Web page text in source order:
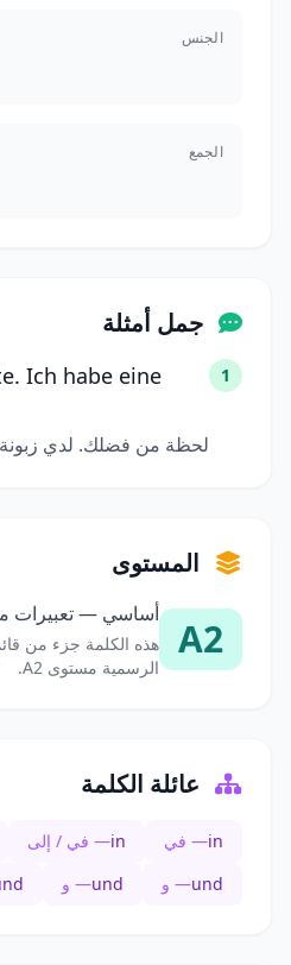
الجنس
الجمع
جمل أمثلة
1
Ich habe eine
لحظة من فضلك. لدي
المستوى
A2
أساسي — تعبيرات
هذه الكلمة جزء من
الرسمية مستوى A2.
عائلة الكلمة
in— في in— في / إلى
und— و und— و